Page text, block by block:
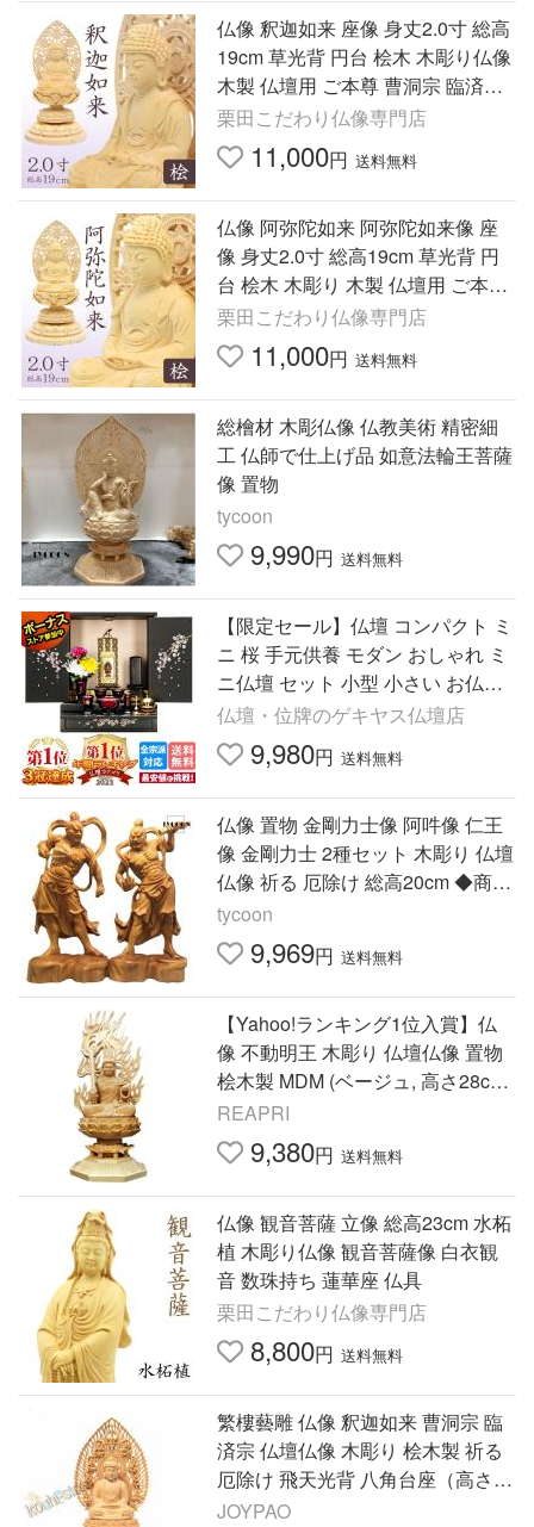
仏像 釈迦如来 座像 身丈2.0寸 総高
19cm 草光背 円台 桧木 木彫り仏像
木製 仏壇用 ご本尊 曹洞宗 臨済宗
天台宗 禅宗 ミニ仏像 コンパクト
小さい 仏具
栗田こだわり仏像専門店
11,000円 送料無料
仏像 阿弥陀如来 阿弥陀如来像 座
像 身丈2.0寸 総高19cm 草光背 円
台 桧木 木彫り 木製 仏壇用 ご本尊
浄土宗 天台宗 時宗 仏具 檜 ヒノキ
栗田こだわり仏像専門店
11,000円 送料無料
総檜材 木彫仏像 仏教美術 精密細
工 仏師で仕上げ品 如意法輪王菩薩
像 置物
tycoon
9,990円 送料無料
【限定セール】仏壇 コンパクト ミ
ニ 桜 手元供養 モダン おしゃれ ミ
ニ仏壇 セット 小型 小さい お仏壇
リビング てまり
仏壇・位牌のゲキヤス仏壇店
9,980円 送料無料
仏像 置物 金剛力士像 阿吽像 仁王
像 金剛力士 2種セット 木彫り 仏壇
仏像 祈る 厄除け 総高20cm ◆商売
繁盛・無病息災・福徳・福運・厄
除け
tycoon
9,969円 送料無料
【Yahoo!ランキング1位入賞】仏
像 不動明王 木彫り 仏壇仏像 置物
桧木製 MDM (ベージュ, 高さ28cmx
巾12cmx奥行12cm)
REAPRI
9,380円 送料無料
仏像 観音菩薩 立像 総高23cm 水柘
植 木彫り仏像 観音菩薩像 白衣観
音 数珠持ち 蓮華座 仏具
栗田こだわり仏像専門店
8,800円 送料無料
繁樓藝雕 仏像 釈迦如来 曹洞宗 臨
済宗 仏壇仏像 木彫り 桧木製 祈る
厄除け 飛天光背 八角台座（高さ28
cm×巾12cm×奥行12cm）
JOYPAO